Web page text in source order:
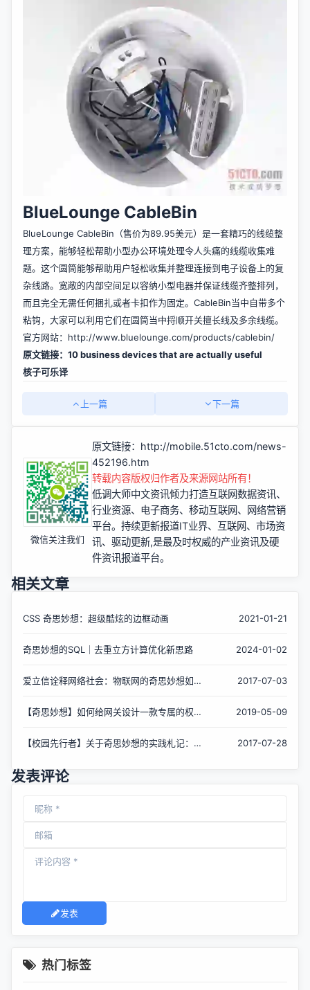
BlueLounge CableBin
BlueLounge CableBin（售价为89.95美元）是一套精巧的线缆整
理方案，能够轻松帮助小型办公环境处理令人头痛的线缆收集难
题。这个圆筒能够帮助用户轻松收集并整理连接到电子设备上的复
杂线路。宽敞的内部空间足以容纳小型电器并保证线缆齐整排列，
而且完全无需任何捆扎或者卡扣作为固定。CableBin当中自带多个
粘钩，大家可以利用它们在圆筒当中捋顺开关擅长线及多余线缆。
官方网站： http://www.bluelounge.com/products/cablebin/
原文链接： 10 business devices that are actually useful
核子可乐译
上一篇 下一篇
微信关注我们
原文链接： http://mobile.51cto.com/news-
452196.htm
转载内容版权归作者及来源网站所有！
低调大师中文资讯倾力打造互联网数据资讯、
行业资源、电子商务、移动互联网、网络营销
平台。持续更新报道IT业界、互联网、市场资
讯、驱动更新,是最及时权威的产业资讯及硬
件资讯报道平台。
相关文章
CSS 奇思妙想：超级酷炫的边框动画 2021-01-21
奇思妙想的SQL｜去重立方计算优化新思路 2024-01-02
爱立信诠释网络社会：物联网的奇思妙想如何
2017-07-03
【奇思妙想】如何给网关设计一款专属的权限
2019-05-09
【校园先行者】关于奇思妙想的实践札记：我
2017-07-28
发表评论
发表
热门标签